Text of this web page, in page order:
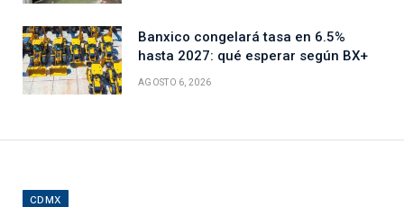
Banxico congelará tasa en 6.5%
hasta 2027: qué esperar según BX+
AGOSTO 6, 2026
CDMX